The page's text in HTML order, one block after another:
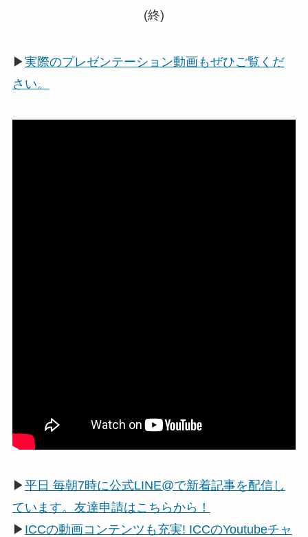
(終)
▶実際のプレゼンテーション動画もぜひご覧くだ
さい。
▶平日 毎朝7時に公式LINE@で新着記事を配信し
ています。友達申請はこちらから！
▶ ICCの動画コンテンツも充実! ICCのYoutubeチャ